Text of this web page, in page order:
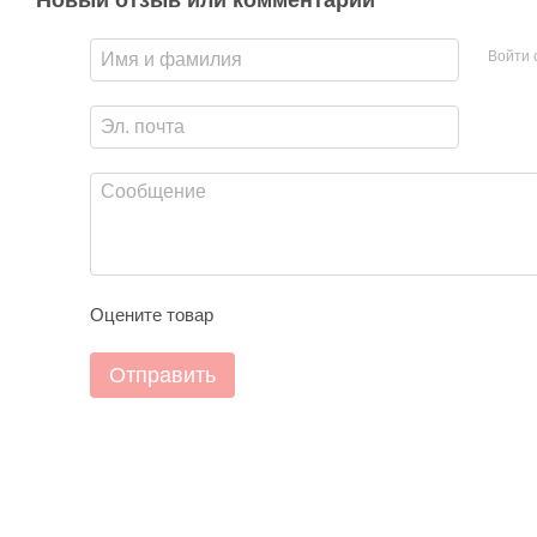
Войти
Оцените товар
Отправить